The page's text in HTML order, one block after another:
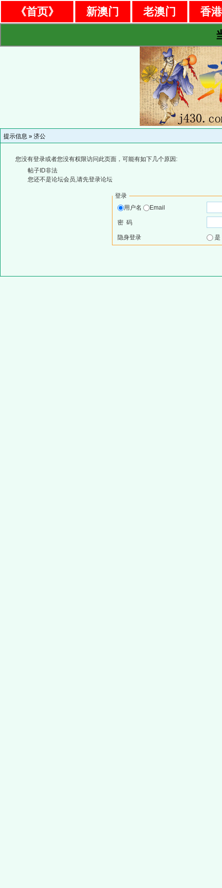
《首页》 新澳门 老澳门
香
提示信息 » 济公
您没有登录或者您没有权限访问此页面，可能有如下几个原因:
帖子ID非法
您还不是论坛会员,请先登录论坛
登录
用户名
Email
密 码
隐身登录